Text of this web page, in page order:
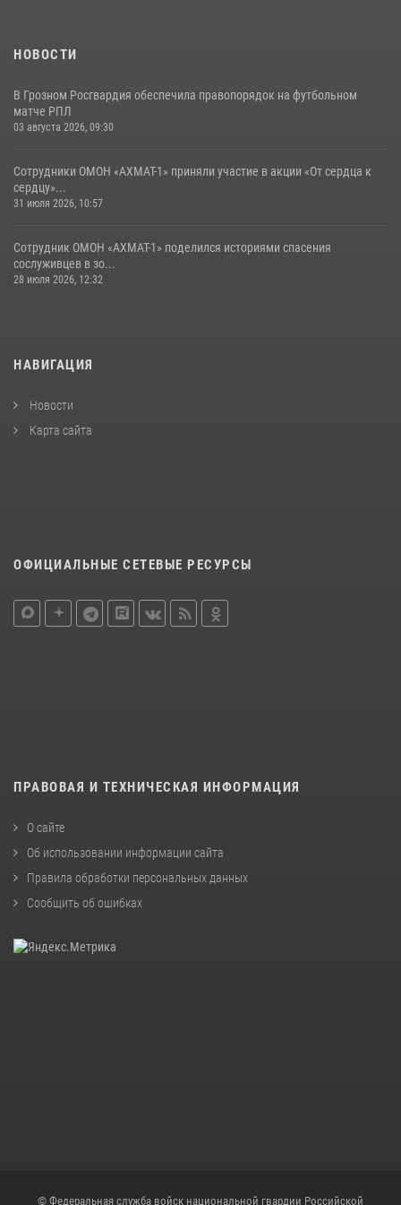
НОВОСТИ
В Грозном Росгвардия обеспечила правопорядок на футбольном
матче РПЛ
03 августа 2026, 09:30
Сотрудники ОМОН «АХМАТ-1» приняли участие в акции «От сердца к
сердцу»...
31 июля 2026, 10:57
Сотрудник ОМОН «АХМАТ-1» поделился историями спасения
сослуживцев в зо...
28 июля 2026, 12:32
НАВИГАЦИЯ
Новости
Карта сайта
ОФИЦИАЛЬНЫЕ СЕТЕВЫЕ РЕСУРСЫ
ПРАВОВАЯ И ТЕХНИЧЕСКАЯ ИНФОРМАЦИЯ
О сайте
Об использовании информации сайта
Правила обработки персональных данных
Сообщить об ошибках
© Федеральная служба войск национальной гвардии Российской